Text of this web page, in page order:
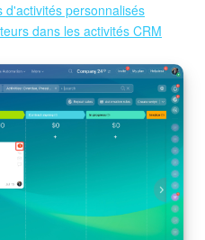
personnalisés
dans les activités CRM